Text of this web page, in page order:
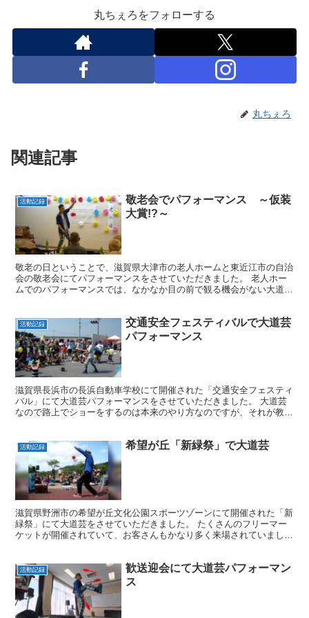
丸ちぇろをフォローする
丸ちぇろ
関連記事
活動記録
敬老会でパフォーマンス ～仮装
大賞!?～
敬老の日ということで、滋賀県大津市の老人ホームと東近江市の自治
会の敬老会にてパフォーマンスをさせていただきました。 老人ホー
ムでのパフォーマンスでは、なかなか目の前で観る機会がない大道芸
活動記録
交通安全フェスティバルで大道芸
パフォーマンス
滋賀県長浜市の長浜自動車学校にて開催された「交通安全フェスティ
バル」にて大道芸パフォーマンスをさせていただきました。 大道芸
なので路上でショーをするのは本来のやり方なのですが、それが教習
活動記録 希望が丘「新緑祭」で大道芸
滋賀県野洲市の希望が丘文化公園スポーツゾーンにて開催された「新
緑祭」にて大道芸をさせていただきました。 たくさんのフリーマー
ケットが開催されていて、お客さんもかなり多く来場されていまし
活動記録
歓送迎会にて大道芸パフォーマン
ス